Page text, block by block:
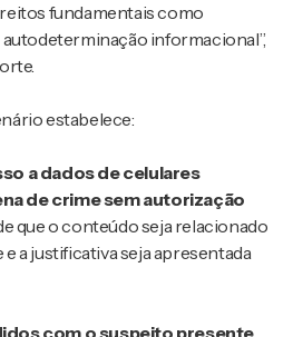
fundamentais como
informacional”,
estabelece:
a dados de celulares
de crime sem autorização
que o conteúdo seja relacionado
a justificativa seja apresentada